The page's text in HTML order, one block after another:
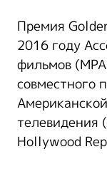
Премия
2016 году
фильмов
совместного
телевидения
Hollywood